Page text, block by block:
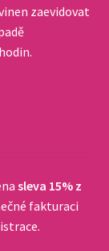
zaevidovat
sleva 15% z
fakturaci